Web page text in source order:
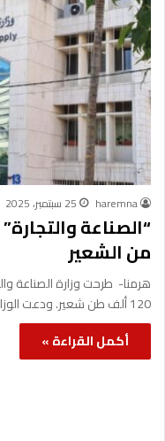
haremna 25 سبتمبر، 2025
“الصناعة
من الشعير
120 ألف طن شعير. ودعت الوزارة، الراغبين بالاشتراك إلى…
أكمل القراءة »